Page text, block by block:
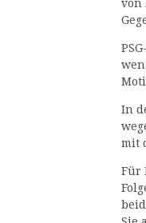
von
In
mit
Für